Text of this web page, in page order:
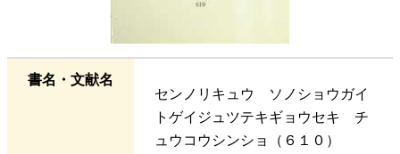
書名・文献名
センノリキュウ ソノショウガイ
トゲイジュツテキギョウセキ チ
ュウコウシンショ（６１０）